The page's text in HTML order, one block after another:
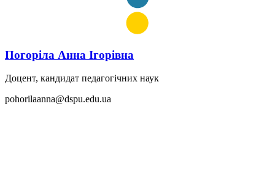
Погоріла Анна Ігорівна
Доцент, кандидат педагогічних наук
pohorilaanna@dspu.edu.ua